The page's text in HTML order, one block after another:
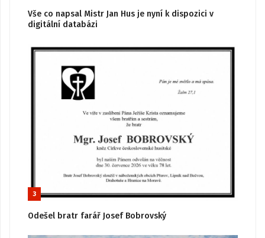
Vše co napsal Mistr Jan Hus je nyní k dispozici v
digitální databázi
3
Odešel bratr farář Josef Bobrovský